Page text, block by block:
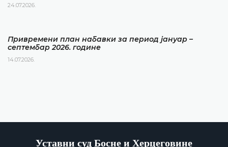
24.07.2026.
Привремени план набавки за период јануар –
септембар 2026. године
14.07.2026.
Уставни суд Босне и Херцеговине